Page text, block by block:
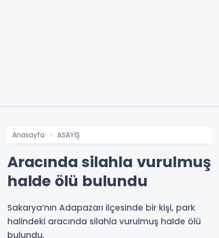
Anasayfa ASAYİŞ
Aracında silahla vurulmuş
halde ölü bulundu
Sakarya’nın Adapazarı ilçesinde bir kişi, park
halindeki aracında silahla vurulmuş halde ölü
bulundu.